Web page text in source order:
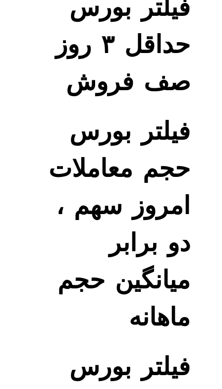
فیلتر بورس
حداقل ۳ روز
صف فروش
فیلتر بورس
حجم معاملات
امروز سهم ،
دو برابر
میانگین حجم
ماهانه
فیلتر بورس